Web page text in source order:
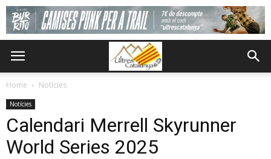
Home Notícies
Notícies
Calendari Merrell Skyrunner
World Series 2025